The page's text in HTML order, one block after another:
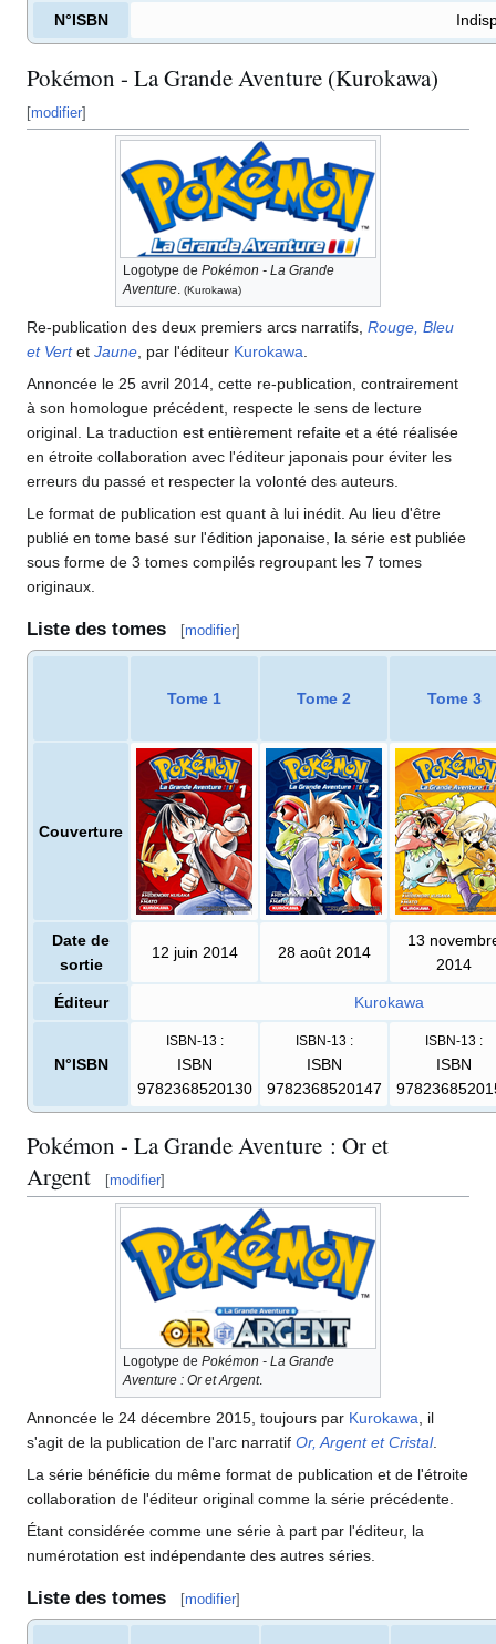
N°ISBN
Pokémon - La Grande Aventure (Kurokawa)
[modifier]
Logotype de Pokémon - La Grande
Aventure. (Kurokawa)
Re-publication des deux premiers arcs narratifs, Rouge, Bleu
et Vertet Jaune , par l'éditeur Kurokawa
Annoncée le 25 avril 2014, cette re-publication, contrairement
à son homologue précédent, respecte le sens de lecture
original. La traduction est entièrement refaite et a été réalisée
en étroite collaboration avec l'éditeur japonais pour éviter les
erreurs du passé et respecter la volonté des auteurs.
Le format de publication est quant à lui inédit. Au lieu d'être
publié en tome basé sur l'édition japonaise, la série est publiée
sous forme de 3 tomes compilés regroupant les 7 tomes
originaux.
Liste des tomes [modifier]
Tome 1 Tome 2 Tome 3
Couverture
Date de
sortie
12 juin 2014 28 août 2014
13
2014
Éditeur Kurokawa
N°ISBN
ISBN-13 :
ISBN
9782368520130
ISBN-13 :
ISBN
9782368520147
ISBN-13 :
ISBN
Pokémon - La Grande Aventure : Or et
Argent
[modifier]
Logotype de Pokémon - La Grande
Aventure : Or et Argent.
Annoncée le 24 décembre 2015, toujours par Kurokawa , il
s'agit de la publication de l'arc narratif Or, Argent et Cristal.
La série bénéficie du même format de publication et de l'étroite
collaboration de l'éditeur original comme la série précédente.
Étant considérée comme une série à part par l'éditeur, la
numérotation est indépendante des autres séries.
Liste des tomes [modifier]